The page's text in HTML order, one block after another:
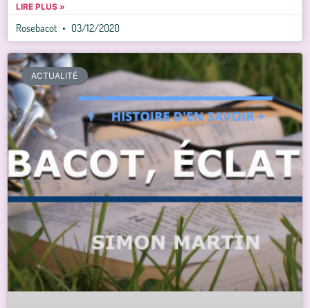
LIRE PLUS »
Rosebacot 03/12/2020
ACTUALITÉ